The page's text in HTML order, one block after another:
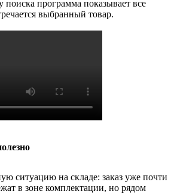
программа показывает все
выбранный товар.
ситуацию на складе: заказ уже почти
в зоне комплектации, но рядом